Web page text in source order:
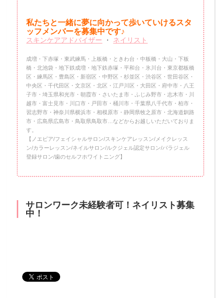
私たちと一緒に夢に向かって歩いていけるスタ
ッフメンバーを募集中です♪
スキンケアアドバイザー ・ ネイリスト
成増・下赤塚・東武練馬・上板橋・ときわ台・中板橋・大山・下板
橋・北池袋・地下鉄成増・地下鉄赤塚・平和台・氷川台・東京都板橋
区・練馬区・豊島区・新宿区・中野区・杉並区・渋谷区・世田谷区・
中央区・千代田区・文京区・北区・江戸川区・大田区・府中市・八王
子市・埼玉県和光市・朝霞市・さいたま市・ふじみ野市・志木市・川
越市・富士見市・川口市・戸田市・桶川市・千葉県八千代市・柏市・
習志野市・神奈川県横浜市・相模原市・静岡県牧之原市・北海道釧路
市・広島県広島市・鳥取県鳥取市…などからお越しいただいておりま
す。
【ノエビア/フェイシャルサロン/スキンケアレッスン/メイクレッス
ン/カラーレッスン/ネイルサロン/ルクジェル認定サロン/パラジェル
登録サロン/歯のセルフホワイトニング】
サロンワーク未経験者可！ネイリスト募集
中！